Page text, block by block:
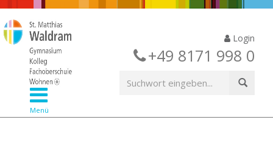
Login
+49 8171 998 0
Menü